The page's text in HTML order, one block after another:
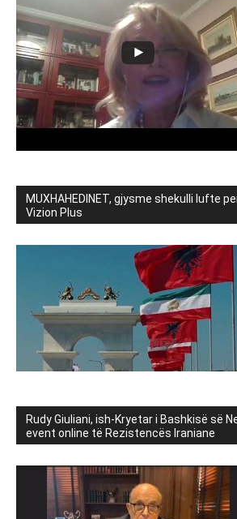
MUXHAHEDINET, gjysme shekulli lufte
Vizion Plus
Rudy Giuliani, ish-Kryetar i Bashkisë së
event online të Rezistencës Iraniane